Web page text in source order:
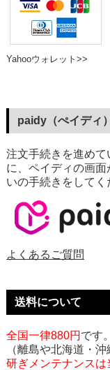
Yahooウォレット>>
paidy（ぺイディ）
注文手続きを進め
に、ペイディの画
いの手続きをしてく
よくあるご質問
送料について
全国一律880円 です。
（離島や北海道・
研ぎメンテナンスは